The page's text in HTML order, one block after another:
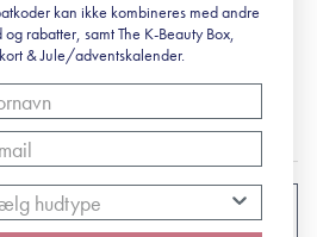
DANMARK
kan ikke kombineres med andre
og rabatter, samt The K-Beauty Box,
& Jule/adventskalender.